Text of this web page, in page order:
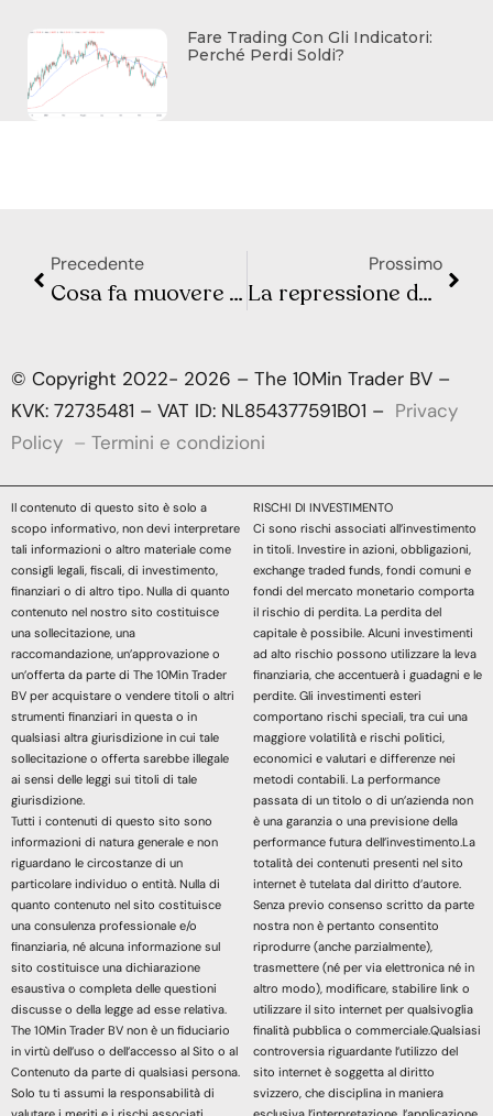
Fare Trading Con Gli Indicatori:
Perché Perdi Soldi?
Precedente
Cosa fa muovere Wall Street e la Borsa Europea? Sintesi Macro – Settimana 22
Prossimo
La repressione delle crypto si intensifica con la causa Coinbase della SEC
© Copyright 2022- 2026 – The 10Min Trader BV –
KVK: 72735481 – VAT ID: NL854377591B01 – Privacy
Policy – Termini e condizioni
Il contenuto di questo sito è solo a
scopo informativo, non devi interpretare
tali informazioni o altro materiale come
consigli legali, fiscali, di investimento,
finanziari o di altro tipo. Nulla di quanto
contenuto nel nostro sito costituisce
una sollecitazione, una
raccomandazione, un’approvazione o
un’offerta da parte di The 10Min Trader
BV per acquistare o vendere titoli o altri
strumenti finanziari in questa o in
qualsiasi altra giurisdizione in cui tale
sollecitazione o offerta sarebbe illegale
ai sensi delle leggi sui titoli di tale
giurisdizione.
Tutti i contenuti di questo sito sono
informazioni di natura generale e non
riguardano le circostanze di un
particolare individuo o entità. Nulla di
quanto contenuto nel sito costituisce
una consulenza professionale e/o
finanziaria, né alcuna informazione sul
sito costituisce una dichiarazione
esaustiva o completa delle questioni
discusse o della legge ad esse relativa.
The 10Min Trader BV non è un fiduciario
in virtù dell’uso o dell’accesso al Sito o al
Contenuto da parte di qualsiasi persona.
Solo tu ti assumi la responsabilità di
RISCHI DI INVESTIMENTO
Ci sono rischi associati all’investimento
in titoli. Investire in azioni, obbligazioni,
exchange traded funds, fondi comuni e
fondi del mercato monetario comporta
il rischio di perdita. La perdita del
capitale è possibile. Alcuni investimenti
ad alto rischio possono utilizzare la leva
finanziaria, che accentuerà i guadagni e le
perdite. Gli investimenti esteri
comportano rischi speciali, tra cui una
maggiore volatilità e rischi politici,
economici e valutari e differenze nei
metodi contabili. La performance
passata di un titolo o di un’azienda non
è una garanzia o una previsione della
performance futura dell’investimento.La
totalità dei contenuti presenti nel sito
internet è tutelata dal diritto d’autore.
Senza previo consenso scritto da parte
nostra non è pertanto consentito
riprodurre (anche parzialmente),
trasmettere (né per via elettronica né in
altro modo), modificare, stabilire link o
utilizzare il sito internet per qualsivoglia
finalità pubblica o commerciale.Qualsiasi
controversia riguardante l’utilizzo del
sito internet è soggetta al diritto
svizzero, che disciplina in maniera